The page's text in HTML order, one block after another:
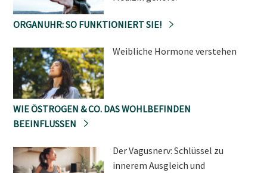
ORGANUHR: SO FUNKTIONIERT SIE!
Weibliche Hormone verstehen
WIE ÖSTROGEN & CO. DAS WOHLBEFINDEN
BEEINFLUSSEN
Der Vagusnerv: Schlüssel zu
innerem Ausgleich und